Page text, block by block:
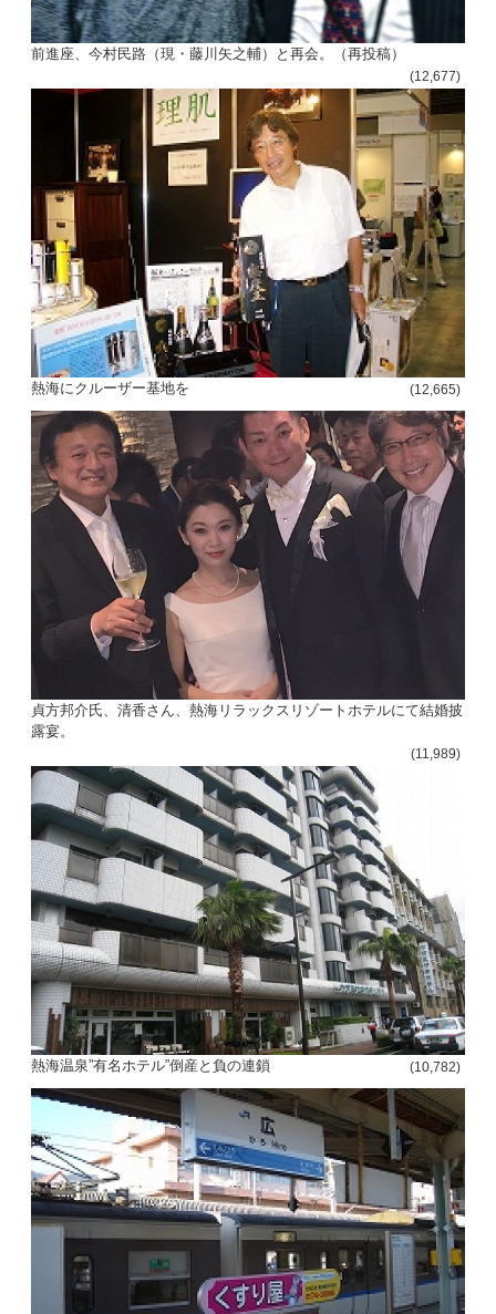
前進座、今村民路（現・藤川矢之輔）と再会。（再投稿）
(12,677)
熱海にクルーザー基地を (12,665)
貞方邦介氏、清香さん、熱海リラックスリゾートホテルにて結婚披
露宴。
(11,989)
熱海温泉”有名ホテル”倒産と負の連鎖 (10,782)